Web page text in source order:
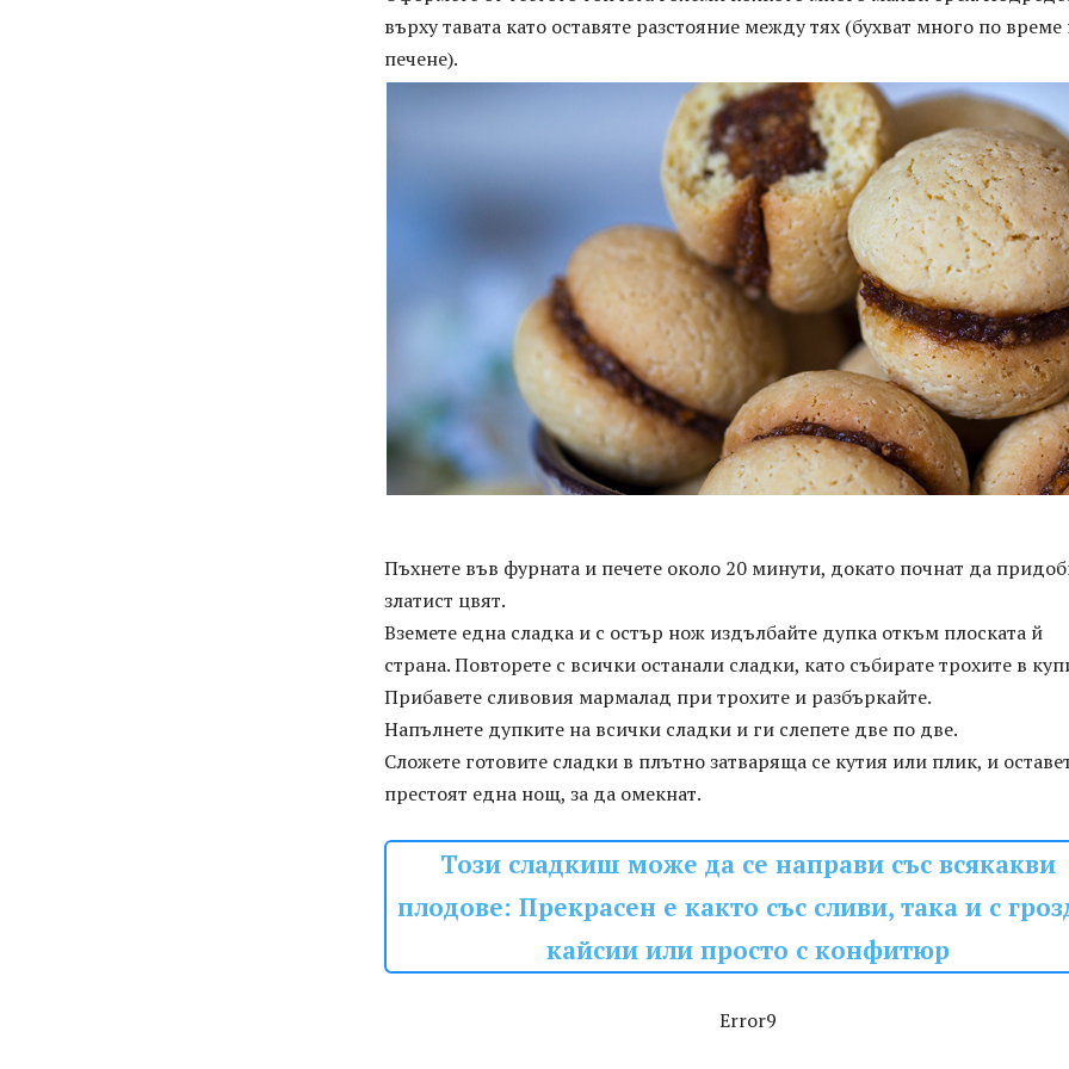
върху тавата като оставяте разстояние между тях (бухват много по време
печене).
Пъхнете във фурната и печете около 20 минути, докато почнат да
златист цвят.
Вземете една сладка и с остър нож издълбайте дупка откъм плоската й
страна. Повторете с всички останали сладки, като събирате трохите в
Прибавете сливовия мармалад при трохите и разбъркайте.
Напълнете дупките на всички сладки и ги слепете две по две.
Сложете готовите сладки в плътно затваряща се кутия или плик, и
престоят една нощ, за да омекнат.
Този сладкиш може да се направи със всякакви
плодове: Прекрасен е както със сливи, така и с
кайсии или просто с конфитюр
Error9